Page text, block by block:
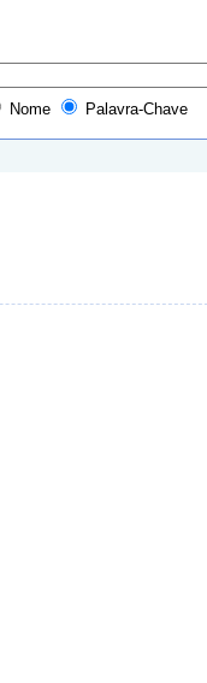
Nome Palavra-Chave